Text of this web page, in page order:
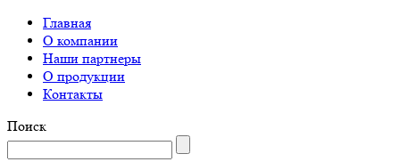
Главная
О компании
Наши партнеры
О продукции
Контакты
Поиск